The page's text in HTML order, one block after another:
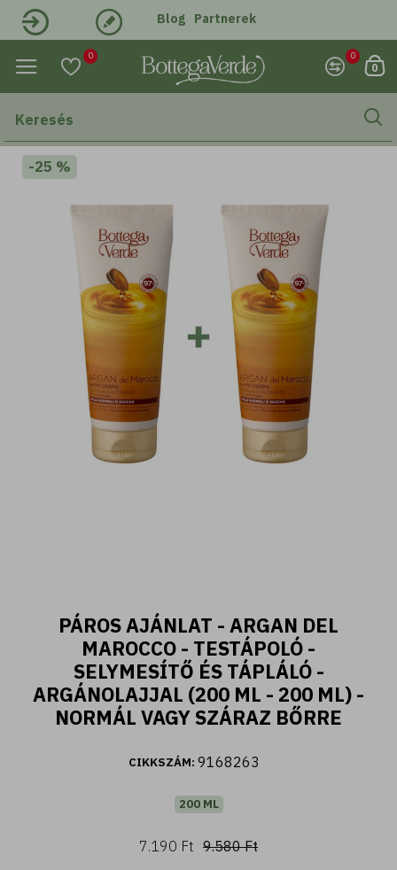
Fiori d'Oriente - Tusfürdő ylang ylang és
damaszkuszi rózsa kivonattal (400 ml)
2.590 Ft
Kosárba
Belépés Regisztráció
Blog Partnerek
0 0
0
-25 %
PÁROS AJÁNLAT - ARGAN DEL
MAROCCO - TESTÁPOLÓ -
SELYMESÍTŐ ÉS TÁPLÁLÓ -
ARGÁNOLAJJAL (200 ML - 200 ML) -
NORMÁL VAGY SZÁRAZ BŐRRE
CIKKSZÁM: 9168263
200 ML
7.190 Ft 9.580 Ft